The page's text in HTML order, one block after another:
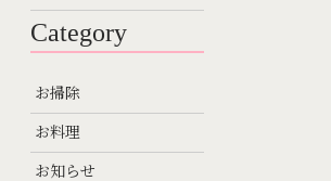
Category
お掃除
お料理
お知らせ